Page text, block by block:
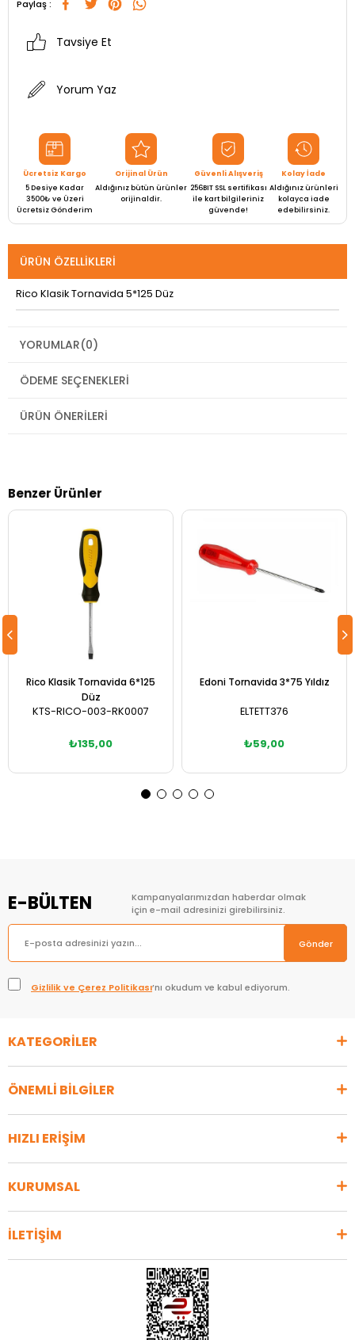
Paylaş :
Tavsiye Et
Yorum Yaz
Ücretsiz Kargo
5 Desiye Kadar
3500₺ ve Üzeri
Ücretsiz Gönderim
Orijinal Ürün
Aldığınız bütün ürünler
orijinaldir.
Güvenli Alışveriş
256BIT SSL sertifikası
ile kart bilgileriniz
güvende!
Kolay İade
Aldığınız ürünleri
kolayca iade
edebilirsiniz.
ÜRÜN ÖZELLIKLERI
Rico Klasik Tornavida 5*125 Düz
YORUMLAR(0)
ÖDEME SEÇENEKLERI
ÜRÜN ÖNERILERI
Benzer Ürünler
Rico Klasik Tornavida 6*125
Düz
KTS-RICO-003-RK0007
₺135,00
Edoni Tornavida 3*75 Yıldız
ELTETT376
₺59,00
E-BÜLTEN
Kampanyalarımızdan haberdar olmak
için e-mail adresinizi girebilirsiniz.
Gönder
Gizlilik ve Çerez Politikası’nı okudum ve kabul ediyorum.
KATEGORİLER
ÖNEMLİ BİLGİLER
HIZLI ERİŞİM
KURUMSAL
İLETİŞİM